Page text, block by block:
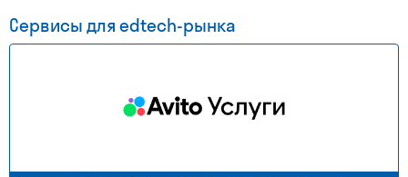
Сервисы для edtech-рынка